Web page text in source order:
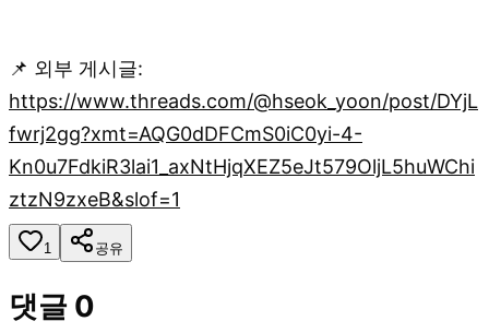
📌 외부 게시글:
https://www.threads.com/@hseok_yoon/post/DYjL
fwrj2gg?xmt=AQG0dDFCmS0iC0yi-4-
Kn0u7FdkiR3lai1_axNtHjqXEZ5eJt579OljL5huWChi
ztzN9zxeB&slof=1
1 공유
댓글 0